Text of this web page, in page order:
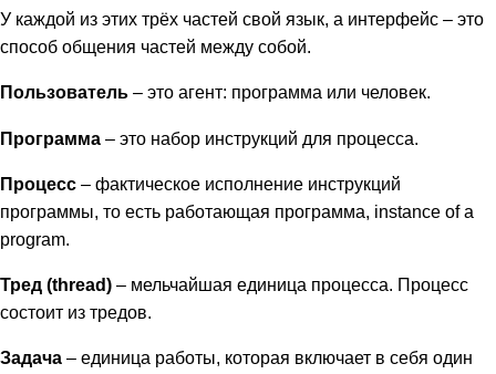
У каждой из этих трёх частей свой язык, а интерфейс – это
способ общения частей между собой.
Пользователь – это агент: программа или человек.
Программа – это набор инструкций для процесса.
Процесс – фактическое исполнение инструкций
программы, то есть работающая программа, instance of a
program.
Тред (thread) – мельчайшая единица процесса. Процесс
состоит из тредов.
Задача – единица работы, которая включает в себя один